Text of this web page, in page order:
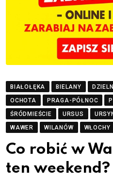
BIAŁOŁĘKA BIELANY
OCHOTA
PRAGA-PÓŁNOC
ŚRÓDMIEŚCIE
URSUS
WAWER
WILANÓW WŁOCHY
Co robić w
ten